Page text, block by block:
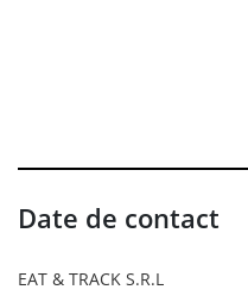
Date de contact
EAT & TRACK S.R.L